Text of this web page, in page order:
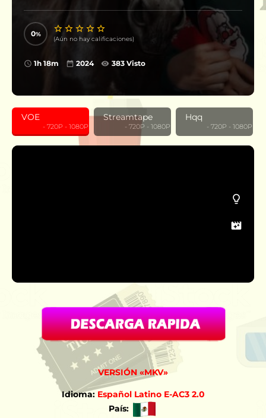
0
(Aún no hay calificaciones)
1h 18m 2024 383 Visto
VOE
‎ ‎ ‎ ‎ ‎ ‎ ‎ ‎ ‎ ‎ ‎ ‎ - 720P - 1080P
Streamtape
‎ ‎ ‎ ‎ ‎ ‎ ‎ ‎ ‎ ‎ ‎ ‎ - 720P - 1080P
Hqq
‎ ‎ ‎ ‎ ‎ ‎ ‎ ‎ ‎ ‎ ‎ ‎ - 720P - 1080P
VERSIÓN «MKV»
Idioma: Español Latino E-AC3 2.0
País: